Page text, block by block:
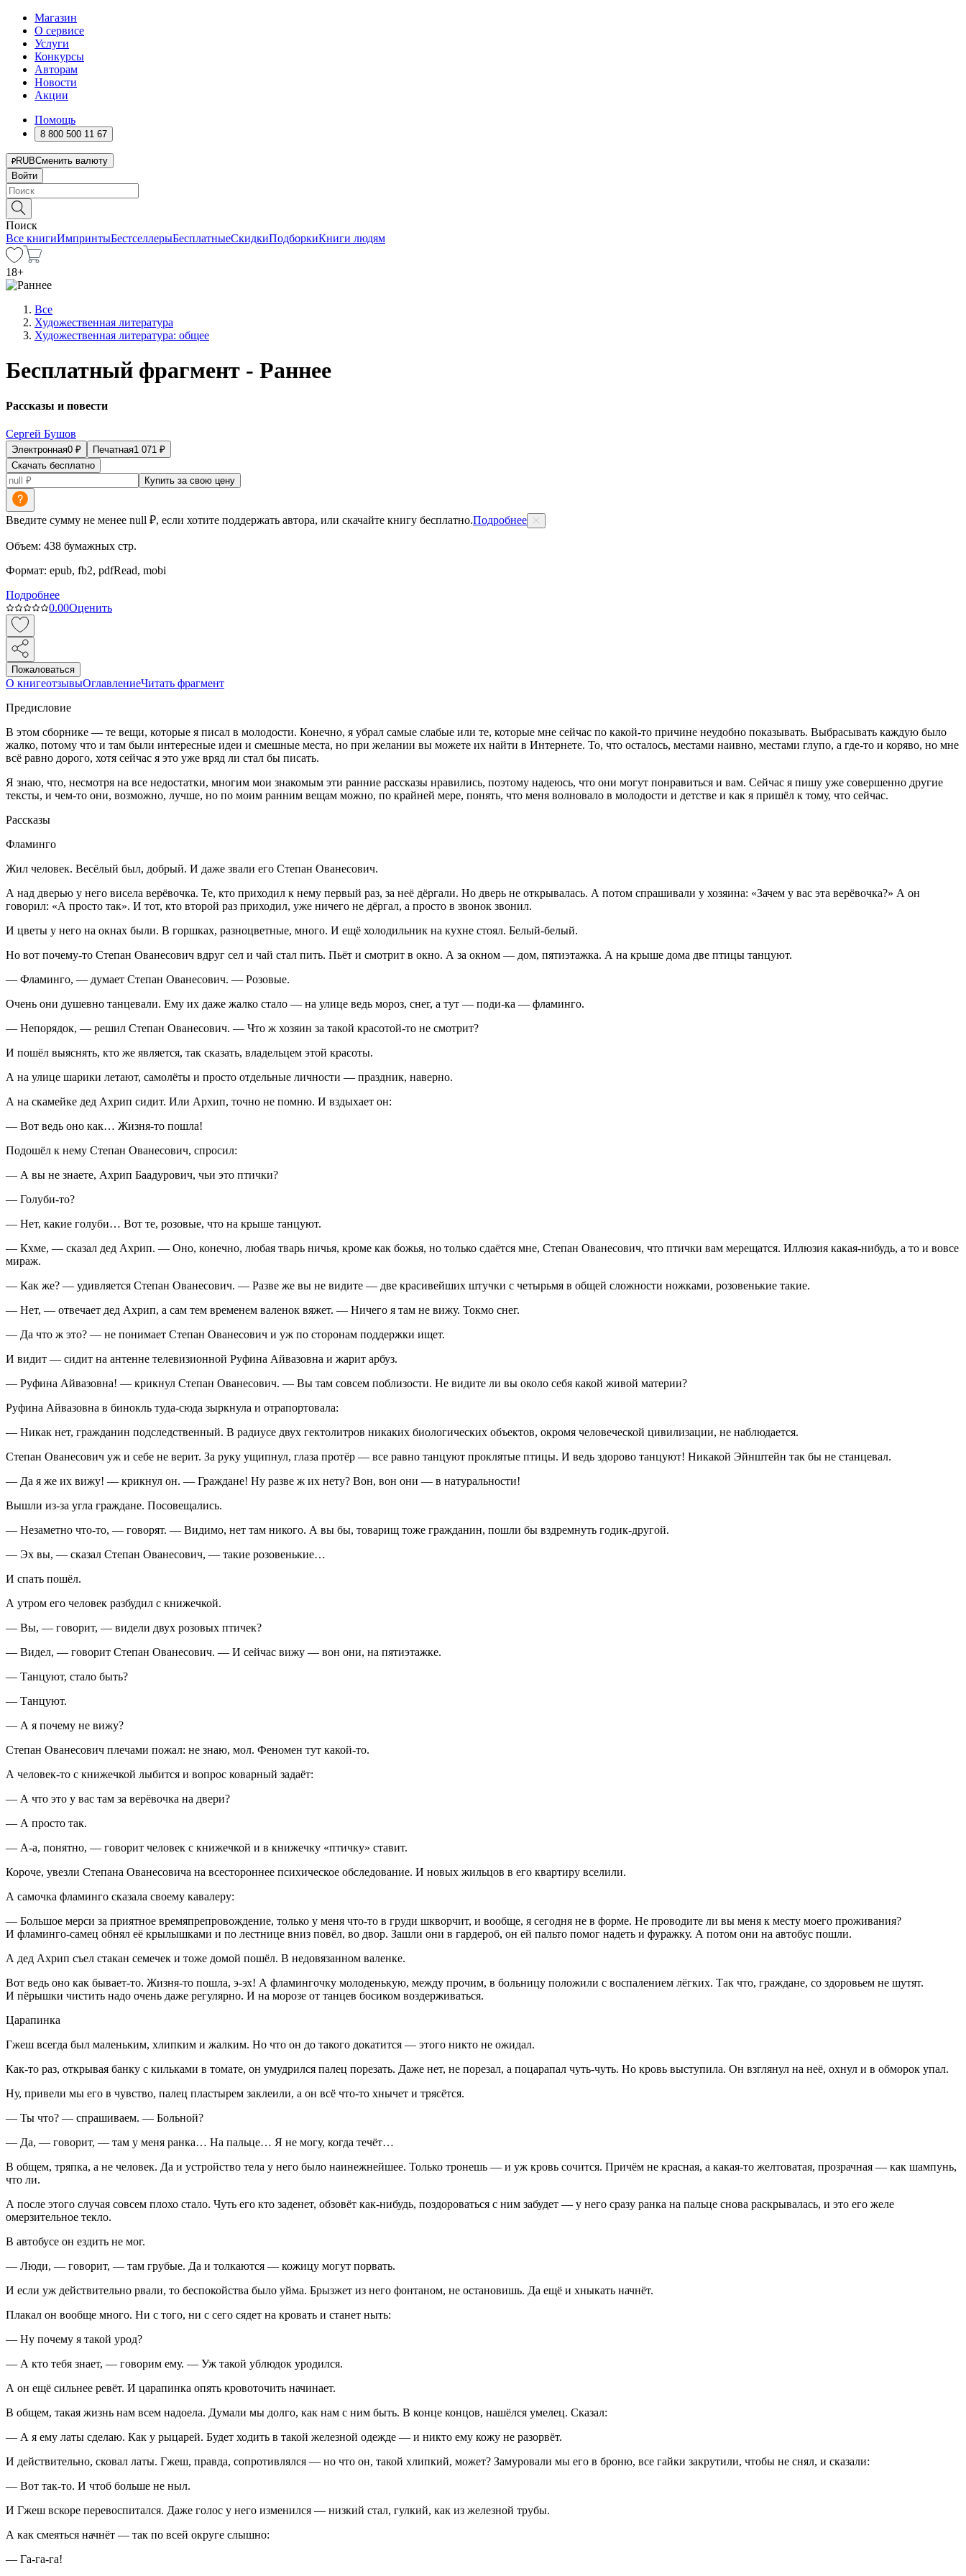
Магазин
О сервисе
Услуги
Конкурсы
Авторам
Новости
Акции
Помощь
8 800 500 11 67
RUBСменить валюту
Войти
Поиск
Все книгиИмпринтыБестселлерыБесплатныеСкидкиПодборкиКниги людям
18+
Все
Художественная литература
Художественная литература: общее
Бесплатный фрагмент - Раннее
Рассказы и повести
Сергей Бушов
Электронная0 ₽ Печатная1 071 ₽
Скачать бесплатно
Купить за свою цену
Введите сумму не менее null ₽, если хотите поддержать автора, или скачайте книгу бесплатно.Подробнее
Объем: 438 бумажных стр.
Формат: epub, fb2, pdfRead, mobi
Подробнее
0.00Оценить
Пожаловаться
О книгеотзывыОглавлениеЧитать фрагмент
Предисловие
В этом сборнике — те вещи, которые я писал в молодости. Конечно, я убрал самые слабые или те, которые мне сейчас по какой-то причине неудобно показывать. Выбрасывать каждую было
жалко, потому что и там были интересные идеи и смешные места, но при желании вы можете их найти в Интернете. То, что осталось, местами наивно, местами глупо, а где-то и коряво, но мне
всё равно дорого, хотя сейчас я это уже вряд ли стал бы писать.
Я знаю, что, несмотря на все недостатки, многим мои знакомым эти ранние рассказы нравились, поэтому надеюсь, что они могут понравиться и вам. Сейчас я пишу уже совершенно другие
тексты, и чем-то они, возможно, лучше, но по моим ранним вещам можно, по крайней мере, понять, что меня волновало в молодости и детстве и как я пришёл к тому, что сейчас.
Рассказы
Фламинго
Жил человек. Весёлый был, добрый. И даже звали его Степан Ованесович.
А над дверью у него висела верёвочка. Те, кто приходил к нему первый раз, за неё дёргали. Но дверь не открывалась. А потом спрашивали у хозяина: «Зачем у вас эта верёвочка?» А он
говорил: «А просто так». И тот, кто второй раз приходил, уже ничего не дёргал, а просто в звонок звонил.
И цветы у него на окнах были. В горшках, разноцветные, много. И ещё холодильник на кухне стоял. Белый-белый.
Но вот почему-то Степан Ованесович вдруг сел и чай стал пить. Пьёт и смотрит в окно. А за окном — дом, пятиэтажка. А на крыше дома две птицы танцуют.
— Фламинго, — думает Степан Ованесович. — Розовые.
Очень они душевно танцевали. Ему их даже жалко стало — на улице ведь мороз, снег, а тут — поди-ка — фламинго.
— Непорядок, — решил Степан Ованесович. — Что ж хозяин за такой красотой-то не смотрит?
И пошёл выяснять, кто же является, так сказать, владельцем этой красоты.
А на улице шарики летают, самолёты и просто отдельные личности — праздник, наверно.
А на скамейке дед Ахрип сидит. Или Архип, точно не помню. И вздыхает он:
— Вот ведь оно как… Жизня-то пошла!
Подошёл к нему Степан Ованесович, спросил:
— А вы не знаете, Ахрип Баадурович, чьи это птички?
— Голуби-то?
— Нет, какие голуби… Вот те, розовые, что на крыше танцуют.
— Кхме, — сказал дед Ахрип. — Оно, конечно, любая тварь ничья, кроме как божья, но только сдаётся мне, Степан Ованесович, что птички вам мерещатся. Иллюзия какая-нибудь, а то и вовсе
мираж.
— Как же? — удивляется Степан Ованесович. — Разве же вы не видите — две красивейших штучки с четырьмя в общей сложности ножками, розовенькие такие.
— Нет, — отвечает дед Ахрип, а сам тем временем валенок вяжет. — Ничего я там не вижу. Токмо снег.
— Да что ж это? — не понимает Степан Ованесович и уж по сторонам поддержки ищет.
И видит — сидит на антенне телевизионной Руфина Айвазовна и жарит арбуз.
— Руфина Айвазовна! — крикнул Степан Ованесович. — Вы там совсем поблизости. Не видите ли вы около себя какой живой материи?
Руфина Айвазовна в бинокль туда-сюда зыркнула и отрапортовала:
— Никак нет, гражданин подследственный. В радиусе двух гектолитров никаких биологических объектов, окромя человеческой цивилизации, не наблюдается.
Степан Ованесович уж и себе не верит. За руку ущипнул, глаза протёр — все равно танцуют проклятые птицы. И ведь здорово танцуют! Никакой Эйнштейн так бы не станцевал.
— Да я же их вижу! — крикнул он. — Граждане! Ну разве ж их нету? Вон, вон они — в натуральности!
Вышли из-за угла граждане. Посовещались.
— Незаметно что-то, — говорят. — Видимо, нет там никого. А вы бы, товарищ тоже гражданин, пошли бы вздремнуть годик-другой.
— Эх вы, — сказал Степан Ованесович, — такие розовенькие…
И спать пошёл.
А утром его человек разбудил с книжечкой.
— Вы, — говорит, — видели двух розовых птичек?
— Видел, — говорит Степан Ованесович. — И сейчас вижу — вон они, на пятиэтажке.
— Танцуют, стало быть?
— Танцуют.
— А я почему не вижу?
Степан Ованесович плечами пожал: не знаю, мол. Феномен тут какой-то.
А человек-то с книжечкой лыбится и вопрос коварный задаёт:
— А что это у вас там за верёвочка на двери?
— А просто так.
— А-а, понятно, — говорит человек с книжечкой и в книжечку «птичку» ставит.
Короче, увезли Степана Ованесовича на всестороннее психическое обследование. И новых жильцов в его квартиру вселили.
А самочка фламинго сказала своему кавалеру:
— Большое мерси за приятное времяпрепровождение, только у меня что-то в груди шкворчит, и вообще, я сегодня не в форме. Не проводите ли вы меня к месту моего проживания?
И фламинго-самец обнял её крылышками и по лестнице вниз повёл, во двор. Зашли они в гардероб, он ей пальто помог надеть и фуражку. А потом они на автобус пошли.
А дед Ахрип съел стакан семечек и тоже домой пошёл. В недовязанном валенке.
Вот ведь оно как бывает-то. Жизня-то пошла, э-эх! А фламингочку молоденькую, между прочим, в больницу положили с воспалением лёгких. Так что, граждане, со здоровьем не шутят.
И пёрышки чистить надо очень даже регулярно. И на морозе от танцев босиком воздерживаться.
Царапинка
Гжеш всегда был маленьким, хлипким и жалким. Но что он до такого докатится — этого никто не ожидал.
Как-то раз, открывая банку с кильками в томате, он умудрился палец порезать. Даже нет, не порезал, а поцарапал чуть-чуть. Но кровь выступила. Он взглянул на неё, охнул и в обморок упал.
Ну, привели мы его в чувство, палец пластырем заклеили, а он всё что-то хнычет и трясётся.
— Ты что? — спрашиваем. — Больной?
— Да, — говорит, — там у меня ранка… На пальце… Я не могу, когда течёт…
В общем, тряпка, а не человек. Да и устройство тела у него было наинежнейшее. Только тронешь — и уж кровь сочится. Причём не красная, а какая-то желтоватая, прозрачная — как шампунь,
что ли.
А после этого случая совсем плохо стало. Чуть его кто заденет, обзовёт как-нибудь, поздороваться с ним забудет — у него сразу ранка на пальце снова раскрывалась, и это его желе
омерзительное текло.
В автобусе он ездить не мог.
— Люди, — говорит, — там грубые. Да и толкаются — кожицу могут порвать.
И если уж действительно рвали, то беспокойства было уйма. Брызжет из него фонтаном, не остановишь. Да ещё и хныкать начнёт.
Плакал он вообще много. Ни с того, ни с сего сядет на кровать и станет ныть:
— Ну почему я такой урод?
— А кто тебя знает, — говорим ему. — Уж такой ублюдок уродился.
А он ещё сильнее ревёт. И царапинка опять кровоточить начинает.
В общем, такая жизнь нам всем надоела. Думали мы долго, как нам с ним быть. В конце концов, нашёлся умелец. Сказал:
— А я ему латы сделаю. Как у рыцарей. Будет ходить в такой железной одежде — и никто ему кожу не разорвёт.
И действительно, сковал латы. Гжеш, правда, сопротивлялся — но что он, такой хлипкий, может? Замуровали мы его в броню, все гайки закрутили, чтобы не снял, и сказали:
— Вот так-то. И чтоб больше не ныл.
И Гжеш вскоре перевоспитался. Даже голос у него изменился — низкий стал, гулкий, как из железной трубы.
А как смеяться начнёт — так по всей округе слышно:
— Га-га-га!